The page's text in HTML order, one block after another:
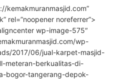
kemakmuranmasjid.com”
rel=”noopener noreferrer”>
wp-image-575″
wp-
2017/06/jual-karpet-masjid-
meteran-berkualitas-di-
bogor-tangerang-depok-